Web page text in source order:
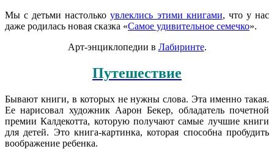
Мы с детьми настолькоувлеклись этими книгами, что у нас
даже родилась новая сказка «Самое удивительное семечко».
Арт-энциклопедии в Лабиринте.
Путешествие
Бывают книги, в которых не нужны слова. Эта именно такая.
Ее нарисовал художник Аарон Бекер, обладатель почетной
премии Калдекотта, которую получают самые лучшие книги
для детей. Это книга-картинка, которая способна пробудить
воображение ребенка.